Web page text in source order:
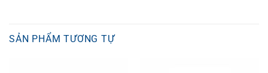
SẢN PHẨM TƯƠNG TỰ